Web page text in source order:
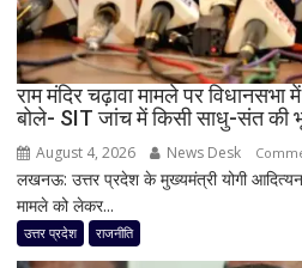
राम मंदिर चढ़ावा मामले पर विधानसभा
बोले- SIT जांच में किसी साधु-संत की
August 4, 2026 News Desk
लखनऊ: उत्तर प्रदेश के मुख्यमंत्री योगी
मामले को लेकर...
उत्तर प्रदेश राजनीति